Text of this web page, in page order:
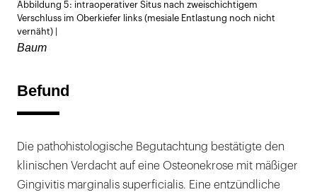
Abbildung 5: intraoperativer Situs nach zweischichtigem
Verschluss im Oberkiefer links (mesiale Entlastung noch nicht
vernäht) |
Baum
Befund
Die pathohistologische Begutachtung bestätigte den
klinischen Verdacht auf eine Osteonekrose mit mäßiger
Gingivitis marginalis superficialis. Eine entzündliche